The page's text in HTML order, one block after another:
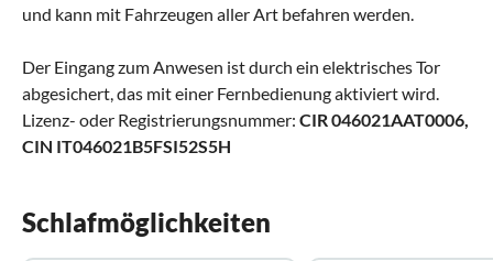
und kann mit Fahrzeugen aller Art befahren werden.
Der Eingang zum Anwesen ist durch ein elektrisches Tor
abgesichert, das mit einer Fernbedienung aktiviert wird.
Lizenz- oder Registrierungsnummer: CIR 046021AAT0006,
CIN IT046021B5FSI52S5H
Schlafmöglichkeiten